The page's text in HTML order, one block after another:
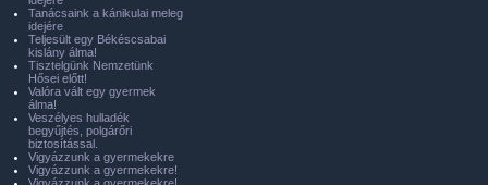
Tanácsaink a kánikulai meleg
idejére
Teljesült egy Békéscsabai
kislány álma!
Tisztelgünk Nemzetünk
Hősei előtt!
Valóra vált egy gyermek
álma!
Veszélyes hulladék
begyűjtés, polgárőri
biztosítással.
Vigyázzunk a gyermekekre
Vigyázzunk a gyermekekre!